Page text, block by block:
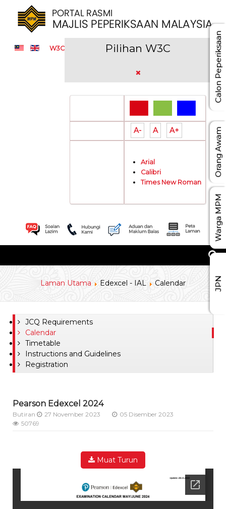
W3C Pilihan W3C
A- A A+
Arial
Calibri
Times New Roman
Laman Utama Edexcel - IAL Calendar
JCQ Requirements
Calendar
Timetable
Instructions and Guidelines
Registration
Pearson Edexcel 2024
Butiran 27 November 2023
05 Disember 2023
50769
Muat Turun
Calon Peperiksaan
Orang Awam
JPN
Warga MPM